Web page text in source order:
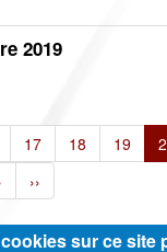
2019
17 18 19
››
sur ce site